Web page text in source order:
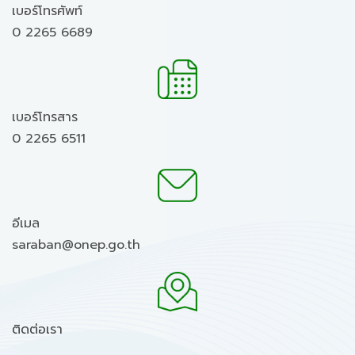
เบอร์โทรศัพท์
0 2265 6689
เบอร์โทรสาร
0 2265 6511
อีเมล
saraban@onep.go.th
ติดต่อเรา